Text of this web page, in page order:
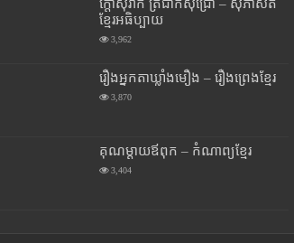
ក្តៅស៊ីរាក់ ត្រជាក់ស៊ីជ្រៅ – សុភាសិត
ខ្មែរអធិប្បាយ
3,962
រឿងអ្នកតាឃ្លាំងមឿង – រឿងព្រេងខ្មែរ
3,870
គុណម្តាយឪពុក – កំណាព្យខ្មែរ
3,404